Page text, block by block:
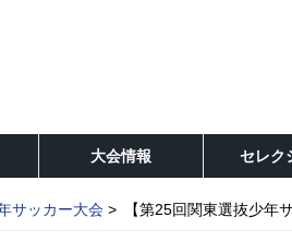
大会情報 セレク
サッカー大会 【第25回関東選抜少年